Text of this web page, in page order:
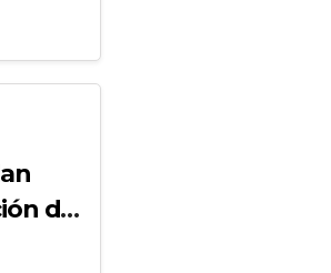
del